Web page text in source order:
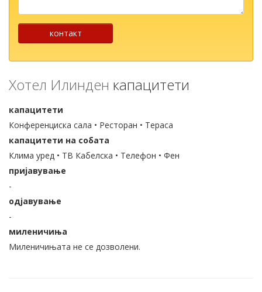
контакт
Хотел Илинден капацитети
капацитети
Конференциска сала • Ресторан • Тераса
капацитети на собата
Клима уред • ТВ Кабелска • Телефон • Фен
пријавување
-
одјавување
-
миленичиња
Миленичињата не се дозволени.